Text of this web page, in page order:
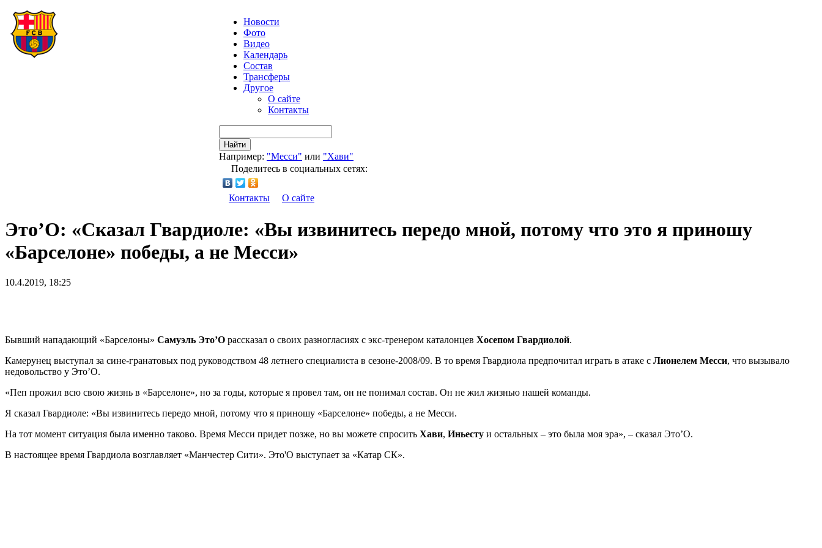
Новости
Фото
Видео
Календарь
Состав
Трансферы
Другое
О сайте
Контакты
Найти
Например: "Месси" или "Хави"
Поделитесь в социальных сетях:
Контакты О сайте
Это’О: «Сказал Гвардиоле: «Вы извинитесь передо мной, потому что это я приношу
«Барселоне» победы, а не Месси»
10.4.2019, 18:25
Бывший нападающий «Барселоны» Самуэль Это’О рассказал о своих разногласиях с экс-тренером каталонцев Хосепом Гвардиолой.
Камерунец выступал за сине-гранатовых под руководством 48 летнего специалиста в сезоне-2008/09. В то время Гвардиола предпочитал играть в атаке с Лионелем Месси, что вызывало
недовольство у Это’О.
«Пеп прожил всю свою жизнь в «Барселоне», но за годы, которые я провел там, он не понимал состав. Он не жил жизнью нашей команды.
Я сказал Гвардиоле: «Вы извинитесь передо мной, потому что я приношу «Барселоне» победы, а не Месси.
На тот момент ситуация была именно таково. Время Месси придет позже, но вы можете спросить Хави, Иньесту и остальных – это была моя эра», – сказал Это’О.
В настоящее время Гвардиола возглавляет «Манчестер Сити». Это'О выступает за «Катар СК».